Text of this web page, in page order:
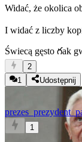
Widać, że okolica
I widać z liczby
Świecą gęsto గak
2
1
Udostępnij
1